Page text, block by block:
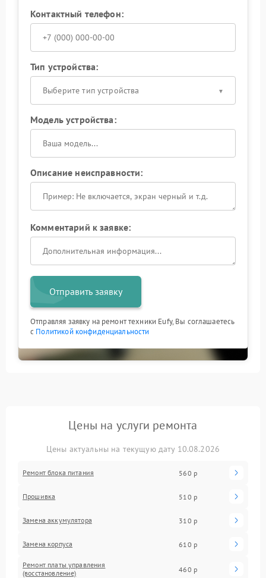
Контактный телефон:
Тип устройства:
Выберите тип устройства
Модель устройства:
Описание неисправности:
Комментарий к заявке:
Отправить заявку
Отправляя заявку на ремонт техники Eufy, Вы соглашаетесь
с Политикой конфиденциальности
Цены на услуги ремонта
Цены актуальны на текущую дату 10.08.2026
Ремонт блока питания 560 р
Прошивка 510 р
Замена аккумулятора 310 р
Замена корпуса 610 р
Ремонт платы управления
(восстановление)
460 р